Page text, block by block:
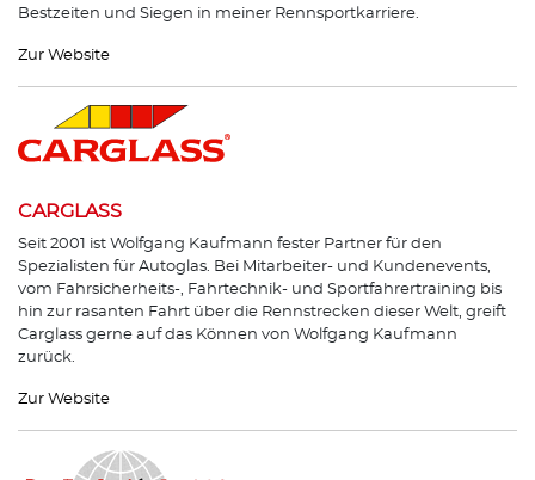
Bestzeiten und Siegen in meiner Rennsportkarriere.
Zur Website
CARGLASS
Seit 2001 ist Wolfgang Kaufmann fester Partner für den
Spezialisten für Autoglas. Bei Mitarbeiter- und Kundenevents,
vom Fahrsicherheits-, Fahrtechnik- und Sportfahrertraining bis
hin zur rasanten Fahrt über die Rennstrecken dieser Welt, greift
Carglass gerne auf das Können von Wolfgang Kaufmann
zurück.
Zur Website